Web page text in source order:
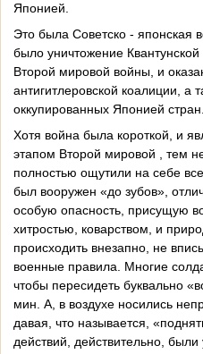
Японией.
Это была Советско - японская
было уничтожение
Второй мировой войны, и
антигитлеровской коалиции, а
оккупированных Японией стран.
Хотя война была короткой, и
этапом Второй мировой , тем
полностью ощутили на себе
был вооружен «до зубов»,
особую опасность, присущую
хитростью, коварством, и
происходить внезапно, не
военные правила. Многие
чтобы пересидеть буквально
мин. А, в воздухе носились
давая, что называется,
действий, действительно,